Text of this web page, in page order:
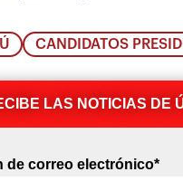
CANDIDATOS
LAS NOTICIAS DE
de correo electrónico*